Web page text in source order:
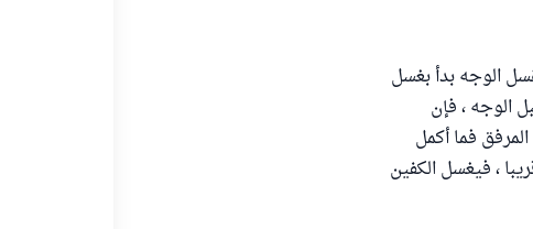
الوجه بدأ بغسل
الوجه ، فإن
فما أكمل
، فيغسل الكفين